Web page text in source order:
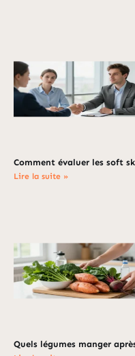
Comment évaluer les soft
Lire la suite »
Quels légumes manger